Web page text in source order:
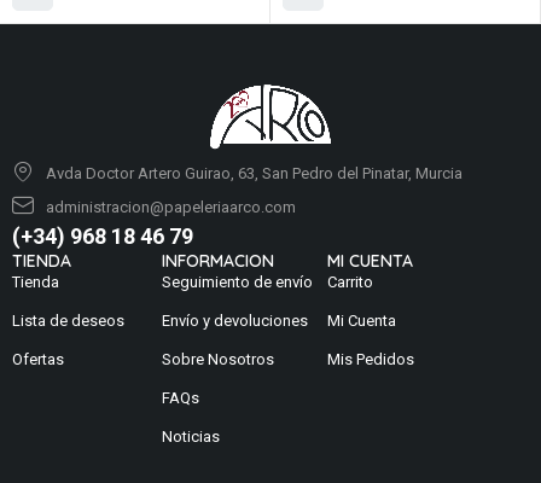
Avda Doctor Artero Guirao, 63, San Pedro del Pinatar, Murcia
administracion@papeleriaarco.com
(+34) 968 18 46 79
TIENDA
Tienda
Lista de deseos
Ofertas
INFORMACION
Seguimiento de envío
Envío y devoluciones
Sobre Nosotros
FAQs
Noticias
MI CUENTA
Carrito
Mi Cuenta
Mis Pedidos